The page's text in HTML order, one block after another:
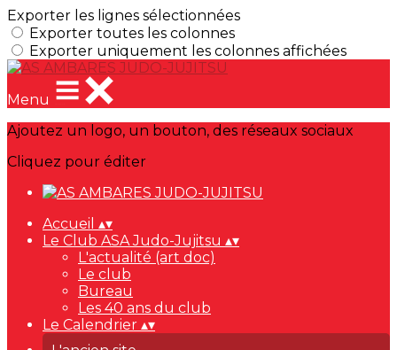
Exporter les lignes sélectionnées
Exporter toutes les colonnes
Exporter uniquement les colonnes affichées
Menu
Ajoutez un logo, un bouton, des réseaux sociaux
Cliquez pour éditer
Accueil ▴▾
Le Club ASA Judo-Jujitsu ▴▾
L'actualité (art doc)
Le club
Bureau
Les 40 ans du club
Le Calendrier ▴▾